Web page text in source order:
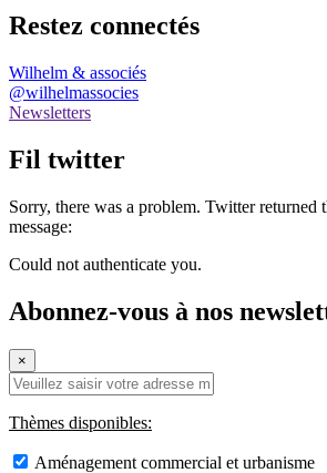
Restez connectés
Wilhelm & associés
@wilhelmassocies
Newsletters
Fil twitter
Sorry, there was a problem. Twitter
message:
Could not authenticate you.
Abonnez-vous à nos
×
Thèmes disponibles:
Aménagement commercial et urbanisme